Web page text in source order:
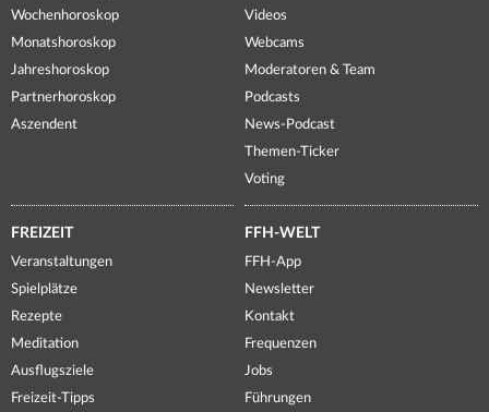
Wochenhoroskop
Monatshoroskop
Jahreshoroskop
Partnerhoroskop
Aszendent
Videos
Webcams
Moderatoren & Team
Podcasts
News-Podcast
Themen-Ticker
Voting
FREIZEIT
Veranstaltungen
Spielplätze
Rezepte
Meditation
Ausflugsziele
Freizeit-Tipps
FFH-WELT
FFH-App
Newsletter
Kontakt
Frequenzen
Jobs
Führungen